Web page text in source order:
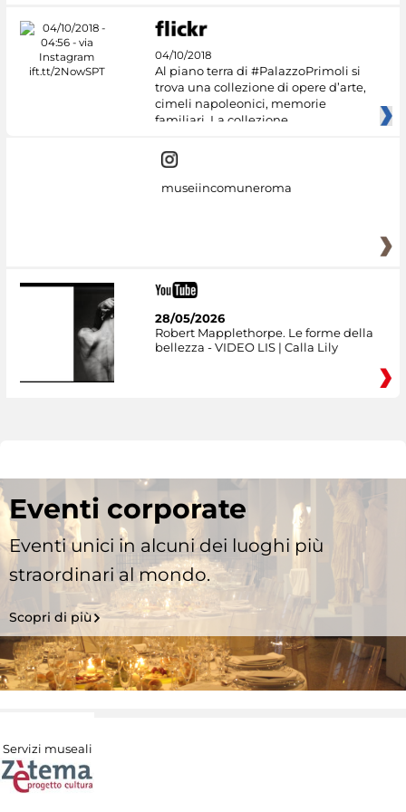
04/10/2018
Al piano terra di #PalazzoPrimoli si
trova una collezione di opere d’arte,
cimeli napoleonici, memorie
familiari. La collezione
museiincomuneroma
28/05/2026
Robert Mapplethorpe. Le forme della
bellezza - VIDEO LIS | Calla Lily
Eventi corporate
Eventi unici in alcuni dei luoghi più
straordinari al mondo.
Scopri di più
Servizi museali